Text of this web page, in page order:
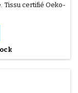
Tissu certifié Oeko-